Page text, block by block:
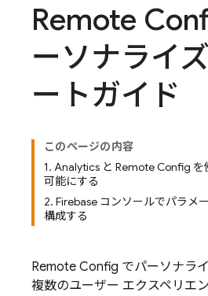
Remote
ーソナライ
ートガイド
このページの内容
1. Analytics と Remote Config を
可能にする
2. Firebase コンソールでパラメ
構成する
Remote Config でパーソナラ
複数のユーザー エクスペリエ